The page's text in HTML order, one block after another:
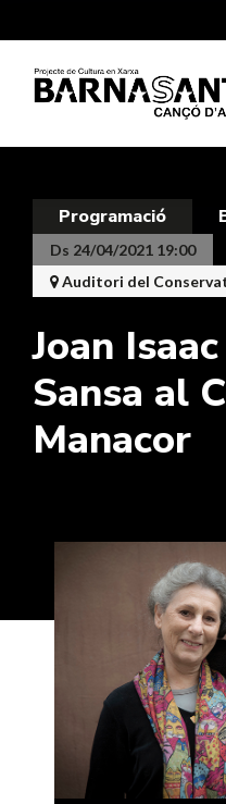
Programació
Ds 24/04/2021 19:00
Auditori del
Joan
Sansa al
Manacor